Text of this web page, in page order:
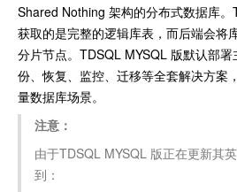
Shared Nothing 架构的分布式数据库
获取的是完整的逻辑库表，而后端会将
分片节点。TDSQL MYSQL 版默认部
份、恢复、监控、迁移等全套解决方案
量数据库场景。
注意：
由于TDSQL MYSQL 版正在更新其
到：